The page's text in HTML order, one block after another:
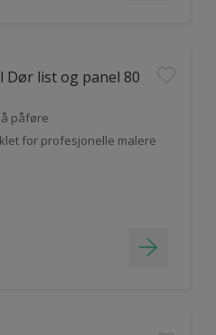
list og panel 80
å påføre
for profesjonelle malere